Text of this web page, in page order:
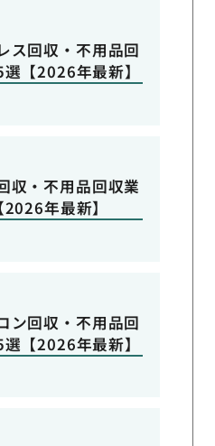
ス回収・不用品回
【2026年最新】
収・不用品回収業
年最新】
ン回収・不用品回
【2026年最新】